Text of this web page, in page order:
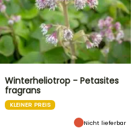
Winterheliotrop - Petasites
fragrans
KLEINER PREIS
Nicht lieferbar